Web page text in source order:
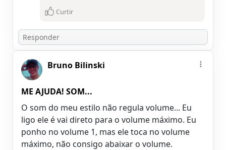
Curtir
Bruno Bilinski
ME AJUDA! SOM...
O som do meu estilo não regula volume... Eu
ligo ele é vai direto para o volume máximo. Eu
ponho no volume 1, mas ele toca no volume
máximo, não consigo abaixar o volume.